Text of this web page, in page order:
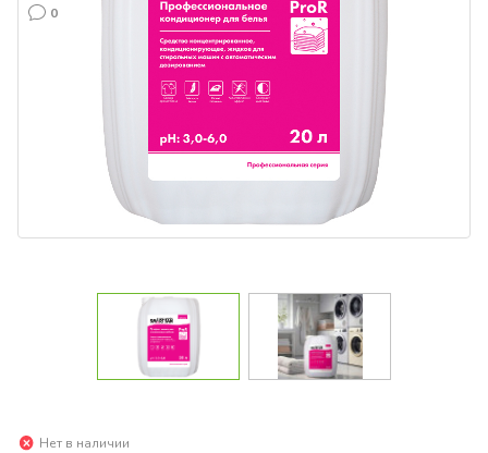
0
Нет в наличии